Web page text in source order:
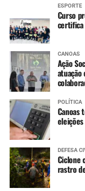
HPV (dose
10 a 14 anos
Dengue (2
as doses)
Meningo
ESPORTE
Curso
certifica
CANOAS
Ação
atuação
POLÍTICA
Canoas
DEFESA
Ciclone
rastro